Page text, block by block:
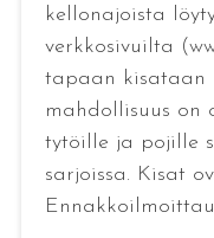
kellonajoista
verkkosivuilta
tapaan kisataan
mahdollisuus on
tytöille ja pojille
sarjoissa. Kisat